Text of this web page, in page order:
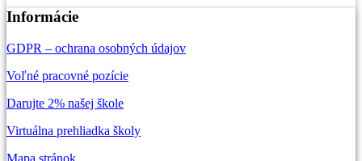
Informácie
GDPR – ochrana osobných údajov
Voľné pracovné pozície
Darujte 2% našej škole
Virtuálna prehliadka školy
Mapa stránok